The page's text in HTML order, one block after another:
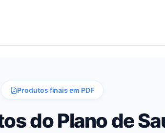
Produtos finais em PDF
do Plano de